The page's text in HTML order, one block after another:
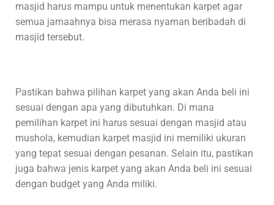
masjid harus mampu untuk menentukan karpet agar
semua jamaahnya bisa merasa nyaman beribadah di
masjid tersebut.
Pastikan bahwa pilihan karpet yang akan Anda beli ini
sesuai dengan apa yang dibutuhkan. Di mana
pemilihan karpet ini harus sesuai dengan masjid atau
mushola, kemudian karpet masjid ini memiliki ukuran
yang tepat sesuai dengan pesanan. Selain itu, pastikan
juga bahwa jenis karpet yang akan Anda beli ini sesuai
dengan budget yang Anda miliki.